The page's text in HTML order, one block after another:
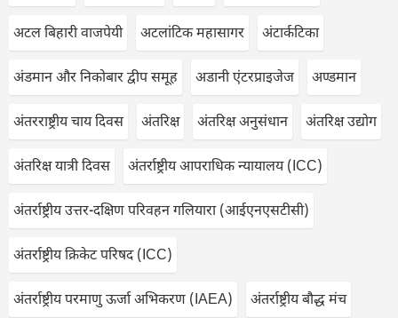
अटल बिहारी वाजपेयी अटलांटिक महासागर अंटार्कटिका
अंडमान और निकोबार द्वीप समूह अडानी एंटरप्राइजेज अण्डमान
अंतरराष्ट्रीय चाय दिवस अंतरिक्ष अंतरिक्ष अनुसंधान अंतरिक्ष उद्योग
अंतरिक्ष यात्री दिवस अंतर्राष्ट्रीय आपराधिक न्यायालय (ICC)
अंतर्राष्ट्रीय उत्तर-दक्षिण परिवहन गलियारा (आईएनएसटीसी)
अंतर्राष्ट्रीय क्रिकेट परिषद (ICC)
अंतर्राष्ट्रीय परमाणु ऊर्जा अभिकरण (IAEA) अंतर्राष्ट्रीय बौद्ध मंच